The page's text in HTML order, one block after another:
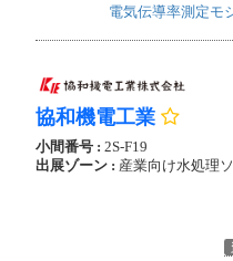
電気伝導率測定モ
協和機電工業
小間番号 : 2S-F19
出展ゾーン : 産業向け水処理